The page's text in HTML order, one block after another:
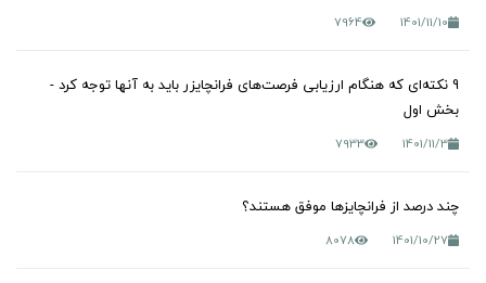
1401/11/10
7964
9 نکته‌ای که هنگام ارزیابی فرصت‌های فرانچایزر باید به آنها توجه کرد -
بخش اول
1401/11/3
7933
چند درصد از فرانچایزها موفق هستند؟
1401/10/27
8078